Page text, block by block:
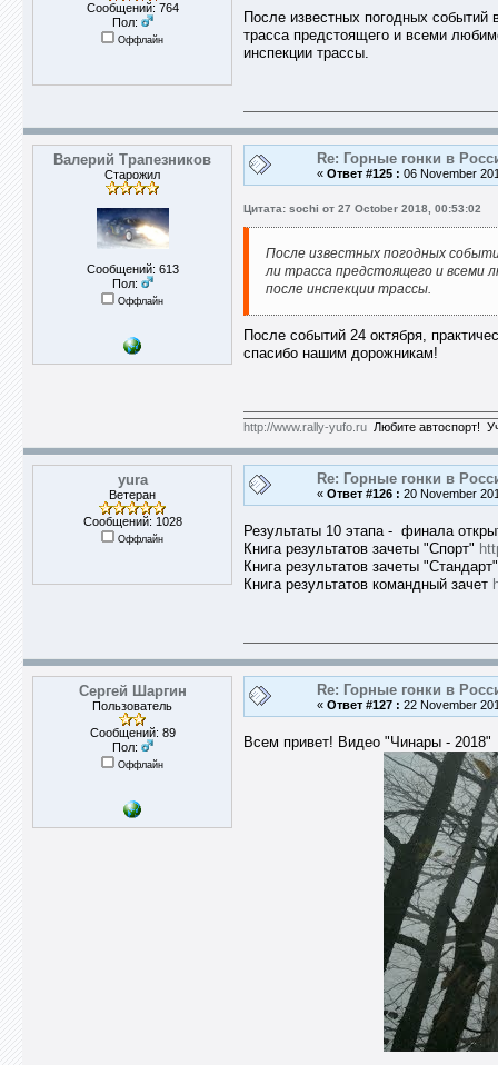
Сообщений: 764
Пол:
Оффлайн
После известных погодных событий
трасса предстоящего и всеми
инспекции трассы.
Валерий Трапезников
Старожил
Сообщений: 613
Пол:
Оффлайн
Re: Горные гонки в
« Ответ #125 : 06 November
Цитата: sochi от 27 October 2018, 00:53:02
После известных погодных
ли трасса предстоящего и
после инспекции трассы.
После событий 24 октября,
спасибо нашим дорожникам!
http://www.rally-yufo.ru Любите автоспорт!
yura
Ветеран
Сообщений: 1028
Оффлайн
Re: Горные гонки в
« Ответ #126 : 20 November
Результаты 10 этапа - финала
Книга результатов зачеты "Спорт"
Книга результатов зачеты
Книга результатов командный зачет
Сергей Шаргин
Пользователь
Сообщений: 89
Пол:
Оффлайн
Re: Горные гонки в
« Ответ #127 : 22 November
Всем привет! Видео "Чинары - 2018"